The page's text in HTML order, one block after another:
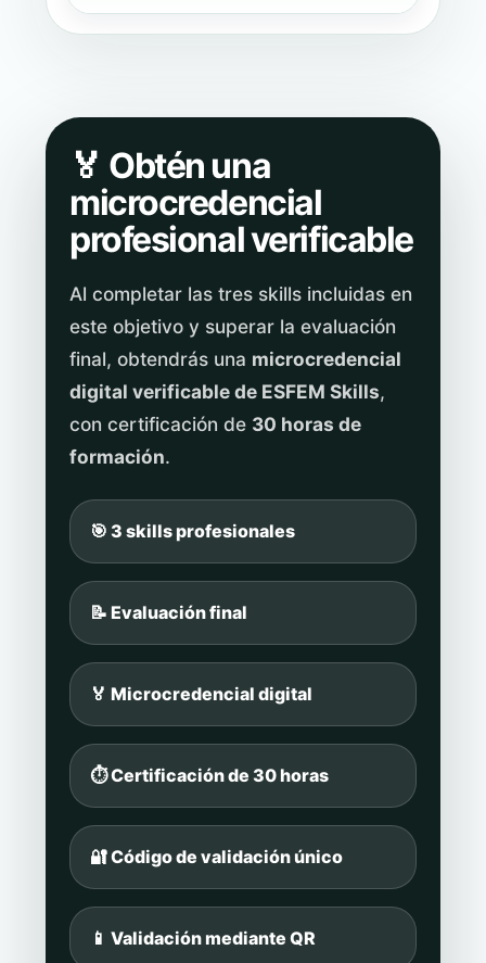
🏅 Obtén una
microcredencial
profesional verificable
Al completar las tres skills incluidas en
este objetivo y superar la evaluación
final, obtendrás una microcredencial
digital verificable de ESFEM Skills,
con certificación de 30 horas de
formación.
🎯 3 skills profesionales
📝 Evaluación final
🏅 Microcredencial digital
⏱️ Certificación de 30 horas
🔐 Código de validación único
📱 Validación mediante QR